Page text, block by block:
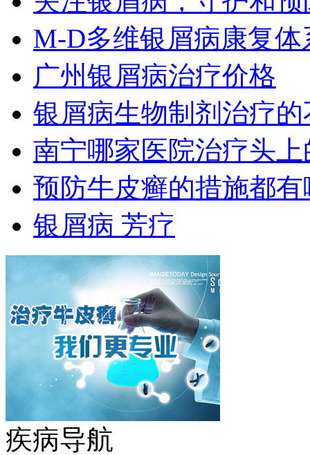
M-D多维银屑病康复
广州银屑病治疗价格
银屑病生物制剂治疗
南宁哪家医院治疗头
预防牛皮癣的措施都有
银屑病 芳疗
疾病导航